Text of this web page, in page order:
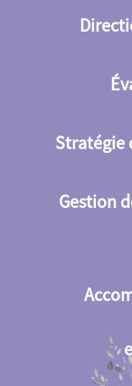
Stratégie
Gestion